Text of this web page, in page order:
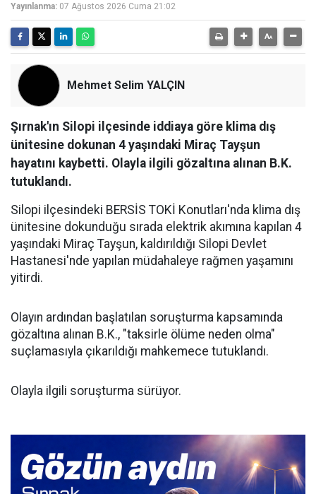
Yayınlanma: 07 Ağustos 2026 Cuma 21:02
Mehmet Selim YALÇIN
Şırnak'ın Silopi ilçesinde iddiaya göre klima dış
ünitesine dokunan 4 yaşındaki Miraç Tayşun
hayatını kaybetti. Olayla ilgili gözaltına alınan B.K.
tutuklandı.
Silopi ilçesindeki BERSİS TOKİ Konutları'nda klima dış
ünitesine dokunduğu sırada elektrik akımına kapılan 4
yaşındaki Miraç Tayşun, kaldırıldığı Silopi Devlet
Hastanesi'nde yapılan müdahaleye rağmen yaşamını
yitirdi.
Olayın ardından başlatılan soruşturma kapsamında
gözaltına alınan B.K., "taksirle ölüme neden olma"
suçlamasıyla çıkarıldığı mahkemece tutuklandı.
Olayla ilgili soruşturma sürüyor.